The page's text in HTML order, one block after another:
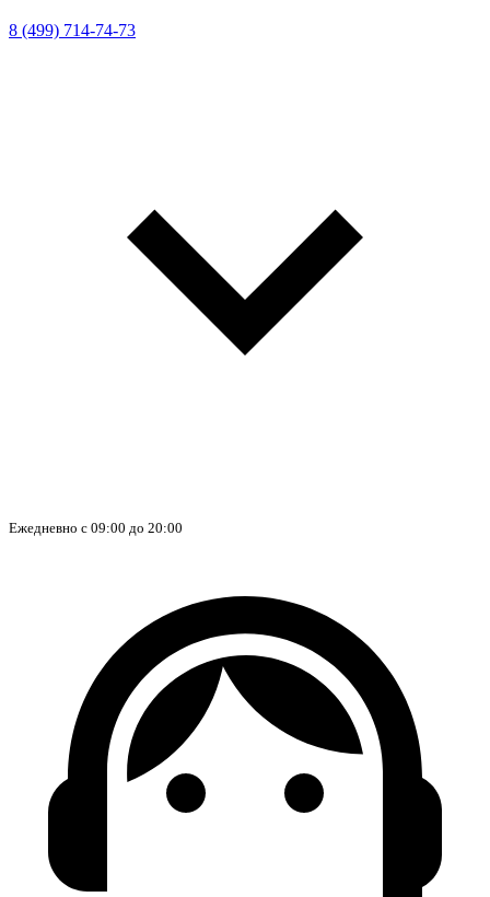
8 (499) 714-74-73
Ежедневно с 09:00 до 20:00